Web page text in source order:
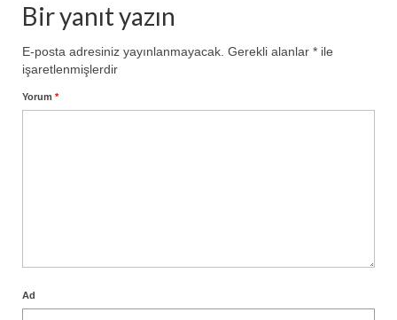
Bir yanıt yazın
E-posta adresiniz yayınlanmayacak. Gerekli alanlar * ile
işaretlenmişlerdir
Yorum *
Ad